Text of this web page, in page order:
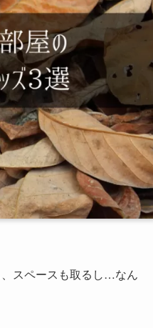
スペースも取るし…なん